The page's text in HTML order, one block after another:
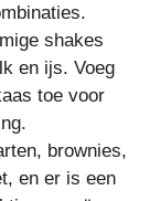
shakes
en ijs. Voeg
toe voor
brownies,
en er is een